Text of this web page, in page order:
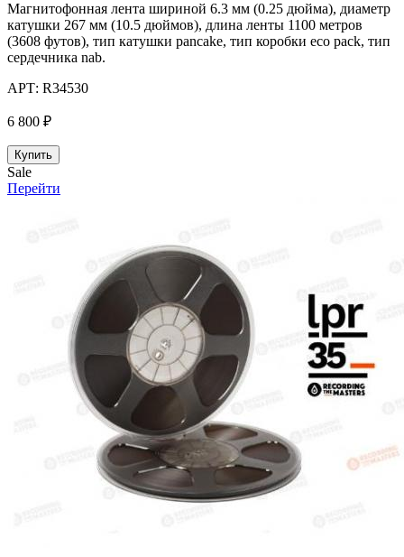
Магнитофонная лента шириной 6.3 мм (0.25 дюйма), диаметр
катушки 267 мм (10.5 дюймов), длина ленты 1100 метров
(3608 футов), тип катушки pancake, тип коробки eco pack, тип
сердечника nab.
АРТ: R34530
6 800 ₽
Купить
Sale
Перейти